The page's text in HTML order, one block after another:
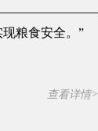
粮食安全。”
查看详情>